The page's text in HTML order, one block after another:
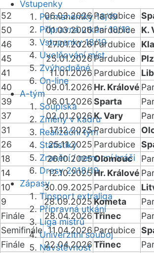
Vstupenky
Permanentky 18/19
Přípravná utkání 18/19
Vstupenky 18/19
Uvolňování míst
Zvýhodněné
On-line
A-tým
Soupiska
Změny v kádru
Realizační tým
Statistiky
Zranění / nemocní hráči
Dresy 2018/19
Zápasy
Tipsport extraliga
Přípravná utkání
Liga mistrů
Univerzitní souboj
Návštěvnost
52 06.03.2026Pardubice
50
01.03.2026Pardubice K.
46
27.01.2026Pardubice
45
25.01.2026Pardubice
41
11.01.2026 Pardubice
40
09.01.2026 Hr. Králové
39
06.01.2026Sparta
37
02.01.2026K. Vary
31
17.12.2025Pardubice
26
25.11.2025 Pardubice
18
26.10.2025Olomouc
14
12.10.2025Hr. Králové
10
30.09.2025 Pardubice
9
28.09.2025Kometa
Finále
28.04.2026Třinec
Semifinále 11.04.2026 Pardubice
Finále
22.04.2026Třinec